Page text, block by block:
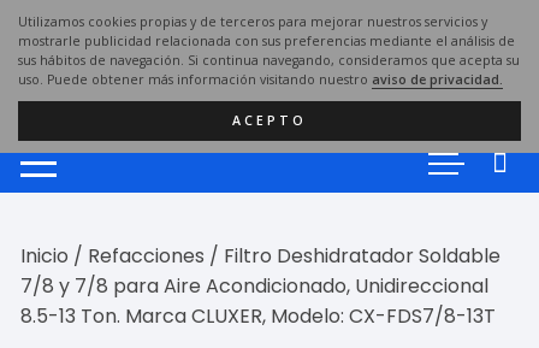
Utilizamos cookies propias y de terceros para mejorar nuestros servicios y
mostrarle publicidad relacionada con sus preferencias mediante el análisis de
sus hábitos de navegación. Si continua navegando, consideramos que acepta su
uso. Puede obtener más información visitando nuestro aviso de privacidad.
ACEPTO
Saltar
contenido
Inicio / Refacciones / Filtro Deshidratador Soldable
7/8 y 7/8 para Aire Acondicionado, Unidireccional
8.5-13 Ton. Marca CLUXER, Modelo: CX-FDS7/8-13T